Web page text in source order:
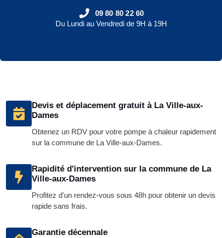
Devis et déplacement gratuit à La Ville-aux-
Dames
Obtenez un RDV pour votre pompe à chaleur rapidement
sur la commune de La Ville-aux-Dames.
Rapidité d'intervention sur la commune de La
Ville-aux-Dames
Profitez d'un rendez-vous sous 48h pour obtenir un devis
rapide sans frais.
Garantie décennale
09 80 80 22 60
Du Lundi au Vendredi de 9H à 19H